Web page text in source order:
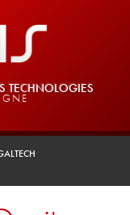
TECHNOLOGIES